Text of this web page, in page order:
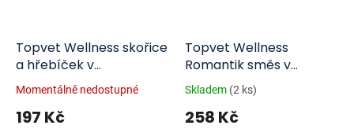
Topvet Wellness skořice
a hřebíček v
mandlovém oleji
koupelový a tělový olej
200 ml
Momentálně nedostupné
197 Kč
Topvet Wellness
Romantik směs v
mandlovém oleji
koupelový a tělový olej
200 ml
Skladem (2 ks)
258 Kč